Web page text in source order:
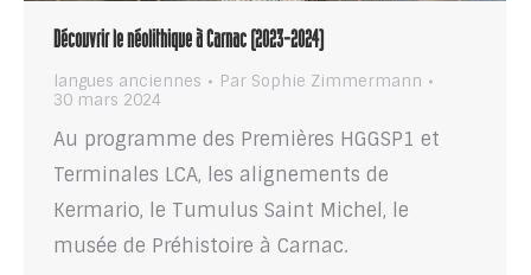
Découvrir le néolithique à Carnac (2023-2024)
langues anciennes Par Sophie Zimmermann
30 mars 2024
Au programme des Premières HGGSP1 et
Terminales LCA, les alignements de
Kermario, le Tumulus Saint Michel, le
musée de Préhistoire à Carnac.